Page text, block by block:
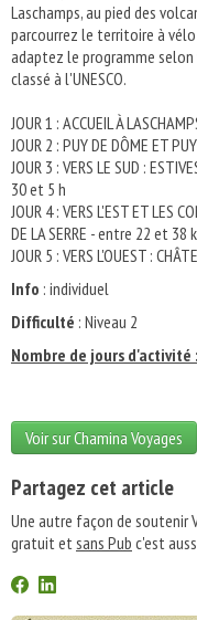
Laschamps, au pied des
parcourrez le territoire à
adaptez le programme
classé à l'UNESCO.
JOUR 1 : ACCUEIL À
JOUR 2 : PUY DE DÔME ET
JOUR 3 : VERS LE SUD :
30 et 5 h
JOUR 4 : VERS L'EST ET LES
DE LA SERRE - entre 22 et
JOUR 5 : VERS L'OUEST :
Info : individuel
Difficulté : Niveau 2
Nombre de jours d'activité :
Voir sur Chamina Voyages
Partagez cet article
Une autre façon de soutenir
gratuit etsans Pub c'est